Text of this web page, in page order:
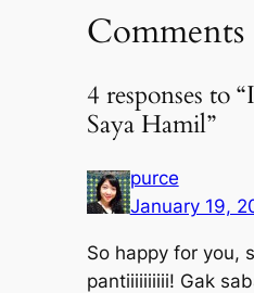
Comments
4 responses to
Saya Hamil”
purce
January 19,
So happy for you,
pantiiiiiiiiii! Gak